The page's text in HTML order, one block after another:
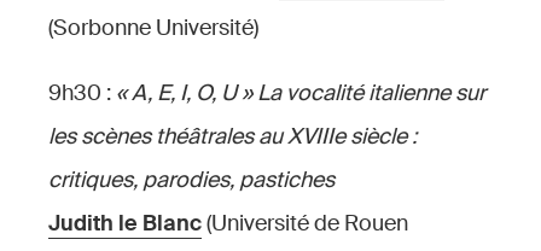
(Sorbonne Université)
9h30 : « A, E, I, O, U » La vocalité italienne sur
les scènes théâtrales au XVIIIe siècle :
critiques, parodies, pastiches
Judith le Blanc(Université de Rouen